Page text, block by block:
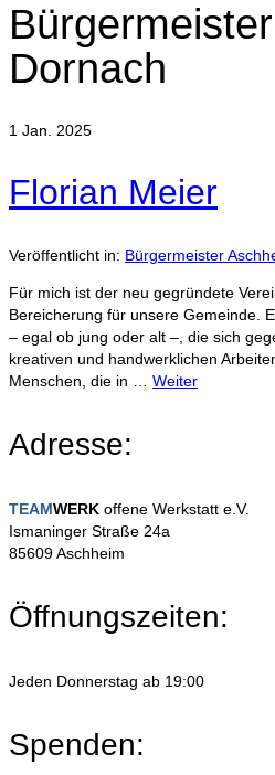
Dornach
1 Jan. 2025
Florian Meier
Veröffentlicht in: Bürgermeister
Für mich ist der neu gegründete
Bereicherung für unsere Gemeinde.
– egal ob jung oder alt –, die sich
kreativen und handwerklichen
Menschen, die in … Weiter
Adresse:
TEAMWERK offene Werkstatt e.V.
Ismaninger Straße 24a
85609 Aschheim
Öffnungszeiten:
Jeden Donnerstag ab 19:00
Spenden: